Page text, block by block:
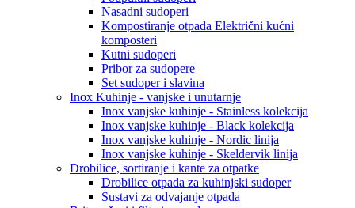
Nasadni sudoperi
Kompostiranje otpada Električni kućni
komposteri
Kutni sudoperi
Pribor za sudopere
Set sudoper i slavina
Inox Kuhinje - vanjske i unutarnje
Inox vanjske kuhinje - Stainless kolekcija
Inox vanjske kuhinje - Black kolekcija
Inox vanjske kuhinje - Nordic linija
Inox vanjske kuhinje - Skeldervik linija
Drobilice, sortiranje i kante za otpatke
Drobilice otpada za kuhinjski sudoper
Sustavi za odvajanje otpada